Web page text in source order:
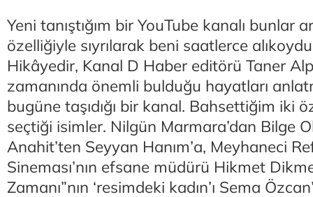
Yeni tanıştığım bir YouTube kanalı bunlar
özelliğiyle sıyrılarak beni saatlerce
Hikâyedir, Kanal D Haber editörü Taner
zamanında önemli bulduğu hayatları
bugüne taşıdığı bir kanal. Bahsettiğim iki
seçtiği isimler. Nilgün Marmara’dan Bilge
Anahit’ten Seyyan Hanım’a, Meyhaneci
Sineması’nın efsane müdürü Hikmet
Zamanı”nın ‘resimdeki kadın’ı Sema